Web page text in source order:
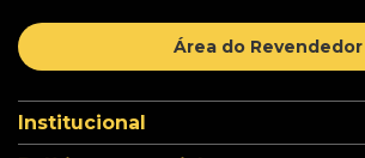
Área do Revendedor
Institucional